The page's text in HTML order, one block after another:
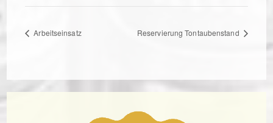
Arbeitseinsatz Reservierung Tontaubenstand